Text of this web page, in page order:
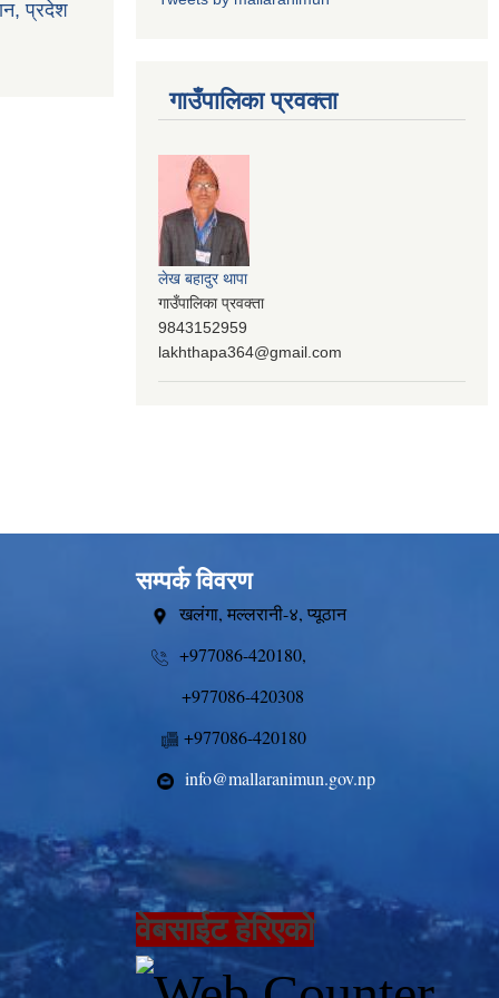
प्रदेश
गाउँपालिका प्रवक्ता
लेख बहादुर थापा
गाउँपालिका प्रवक्ता
9843152959
lakhthapa364@gmail.com
सम्पर्क विवरण
खलंगा, मल्लरानी-४, प्यूठान
+977086-420180,
+977086-420308
+977086-420180
info@mallaranimun.gov.np
वेबसाईट हेरिएको